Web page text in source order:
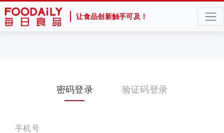
让食品创新触手可及！
密码登录 验证码登录
手机号